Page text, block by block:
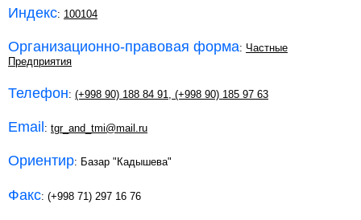
Индекс: 100104
Организационно-правовая форма: Частные
Предприятия
Телефон: (+998 90) 188 84 91 (+998 90) 185 97 63
Email : tgr_and_tmi@mail.ru
Ориентир: Базар "Кадышева"
Факс: (+998 71) 297 16 76